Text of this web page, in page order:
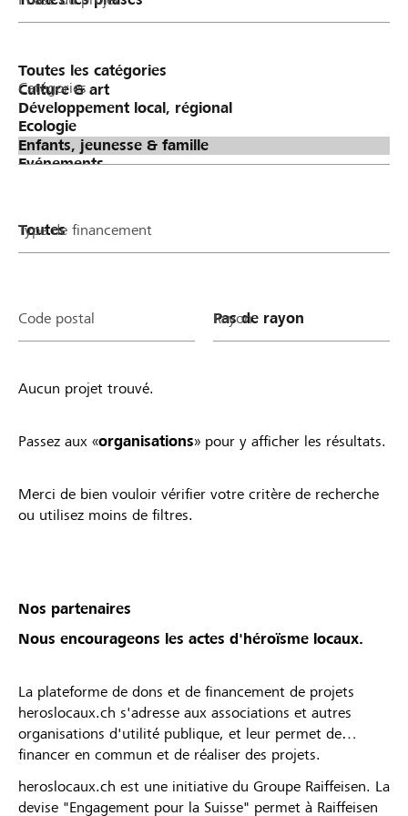
400 ergibt.
Catégories
Type de financement
Code postal Rayon
Aucun projet trouvé.
Passez aux «organisations» pour y afficher les résultats.
Merci de bien vouloir vérifier votre critère de recherche
ou utilisez moins de filtres.
Nos partenaires
Nous encourageons les actes d'héroïsme locaux.
La plateforme de dons et de financement de projets
heroslocaux.ch s'adresse aux associations et autres
organisations d'utilité publique, et leur permet de
financer en commun et de réaliser des projets.
heroslocaux.ch est une initiative du Groupe Raiffeisen. La
devise "Engagement pour la Suisse" permet à Raiffeisen